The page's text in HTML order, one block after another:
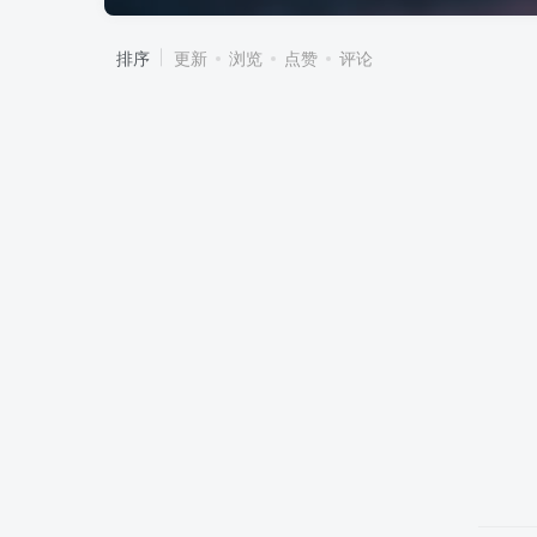
排序 更新 浏览 点赞 评论